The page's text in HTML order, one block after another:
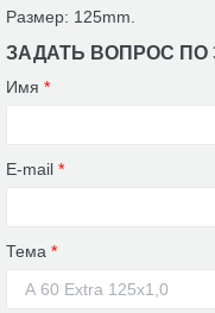
Размер: 125mm.
ЗАДАТЬ ВОПРОС ПО
Имя *
E-mail *
Тема *